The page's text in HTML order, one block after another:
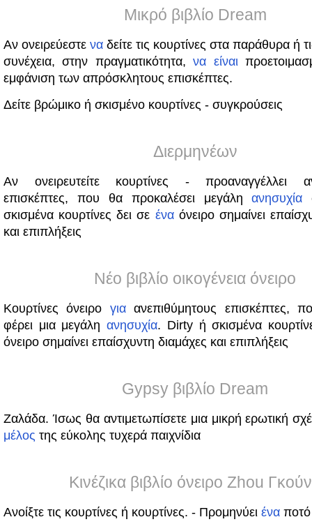
Μικρό βιβλίο Dream
Αν ονειρεύεστε να δείτε τις κουρτίνες στα παράθυρα ή
συνέχεια, στην πραγματικότητα,να είναι
εμφάνιση των απρόσκλητους επισκέπτες.
Δείτε βρώμικο ή σκισμένο κουρτίνες - συγκρούσεις
Διερμηνέων
Αν ονειρευτείτε κουρτίνες - προαναγγέλλει
επισκέπτες, που θα προκαλέσει μεγάληανησυχία
σκισμένα κουρτίνες δει σε έναόνειρο σημαίνει
και επιπλήξεις
Νέο βιβλίο οικογένεια όνειρο
Κουρτίνες όνειρο γιαανεπιθύμητους επισκέπτες,
φέρει μια μεγάληανησυχία. Dirty ή σκισμένα
όνειρο σημαίνει επαίσχυντη διαμάχες και επιπλήξεις
Gypsy βιβλίο Dream
Ζαλάδα. Ίσως θα αντιμετωπίσετε μια μικρή ερωτική
μέλος της εύκολης τυχερά παιχνίδια
Κινέζικα βιβλίο όνειρο Zhou
Ανοίξτε τις κουρτίνες ή κουρτίνες. - Προμηνύει ένα